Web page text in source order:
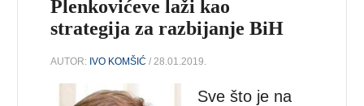
Plenkovićeve laži kao
strategija za razbijanje BiH
AUTOR: IVO KOMŠIĆ / 28.01.2019.
Sve što je na